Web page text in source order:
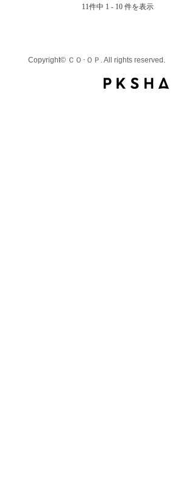
11件中 1 - 10 件を表示
Copyright© ＣＯ･ＯＰ. All rights reserved.